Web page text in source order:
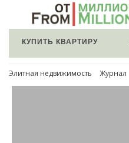
КУПИТЬ КВАРТИРУ
Элитная недвижимость Журнал